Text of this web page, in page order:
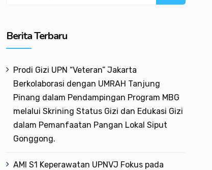
Berita Terbaru
Prodi Gizi UPN “Veteran” Jakarta
Berkolaborasi dengan UMRAH Tanjung
Pinang dalam Pendampingan Program MBG
melalui Skrining Status Gizi dan Edukasi Gizi
dalam Pemanfaatan Pangan Lokal Siput
Gonggong.
AMI S1 Keperawatan UPNVJ Fokus pada